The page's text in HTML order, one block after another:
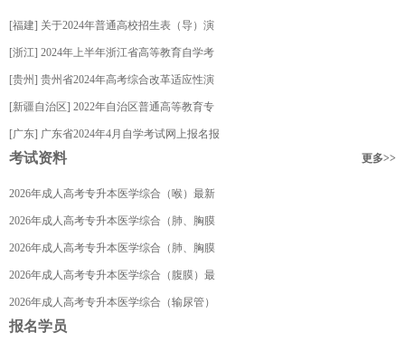
[福建] 关于2024年普通高校招生表（导）演
类专业省级统考成绩公布的通告
[浙江] 2024年上半年浙江省高等教育自学考
试省际转考（转出）办理通告
[贵州] 贵州省2024年高考综合改革适应性演
练测试选择性考试科目试卷说明
[新疆自治区] 2022年自治区普通高等教育专
升本考试考生成绩5月11日公布
[广东] 广东省2024年4月自学考试网上报名报
考须知
考试资料 更多>>
2026年成人高考专升本医学综合（喉）最新
复习资料
2026年成人高考专升本医学综合（肺、胸膜
与纵隔）最新复习资料
2026年成人高考专升本医学综合（肺、胸膜
与纵隔）最新复习资料
2026年成人高考专升本医学综合（腹膜）最
新复习资料
2026年成人高考专升本医学综合（输尿管）
最新复习资料
报名学员